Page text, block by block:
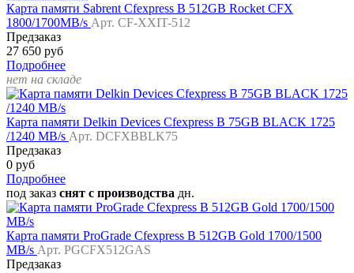
Карта памяти Sabrent Cfexpress B 512GB Rocket CFX
1800/1700MB/s Арт. CF-XXIT-512
Предзаказ
27 650 руб
Подробнее
нет на складе
Карта памяти Delkin Devices Cfexpress B 75GB BLACK 1725
/1240 MB/s Арт. DCFXBBLK75
Предзаказ
0 руб
Подробнее
под заказ снят с производства дн.
Карта памяти ProGrade Cfexpress B 512GB Gold 1700/1500
MB/s Арт. PGCFX512GAS
Предзаказ